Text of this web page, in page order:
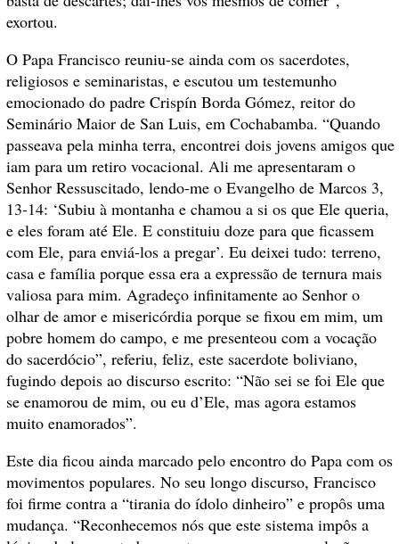
exortou.
O Papa Francisco reuniu-se ainda com os sacerdotes,
religiosos e seminaristas, e escutou um testemunho
emocionado do padre Crispín Borda Gómez, reitor do
Seminário Maior de San Luis, em Cochabamba. “Quando
passeava pela minha terra, encontrei dois jovens amigos que
iam para um retiro vocacional. Ali me apresentaram o
Senhor Ressuscitado, lendo-me o Evangelho de Marcos 3,
13-14: ‘Subiu à montanha e chamou a si os que Ele queria,
e eles foram até Ele. E constituiu doze para que ficassem
com Ele, para enviá-los a pregar’. Eu deixei tudo: terreno,
casa e família porque essa era a expressão de ternura mais
valiosa para mim. Agradeço infinitamente ao Senhor o
olhar de amor e misericórdia porque se fixou em mim, um
pobre homem do campo, e me presenteou com a vocação
do sacerdócio”, referiu, feliz, este sacerdote boliviano,
fugindo depois ao discurso escrito: “Não sei se foi Ele que
se enamorou de mim, ou eu d’Ele, mas agora estamos
muito enamorados”.
Este dia ficou ainda marcado pelo encontro do Papa com os
movimentos populares. No seu longo discurso, Francisco
foi firme contra a “tirania do ídolo dinheiro” e propôs uma
mudança. “Reconhecemos nós que este sistema impôs a